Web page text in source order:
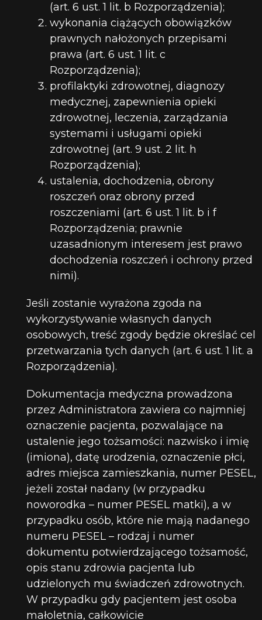
(art. 6 ust. 1 lit. b Rozporządzenia);
wykonania ciążących obowiązków
prawnych nałożonych przepisami
prawa (art. 6 ust. 1 lit. c
Rozporządzenia);
profilaktyki zdrowotnej, diagnozy
medycznej, zapewnienia opieki
zdrowotnej, leczenia, zarządzania
systemami i usługami opieki
zdrowotnej (art. 9 ust. 2 lit. h
Rozporządzenia);
ustalenia, dochodzenia, obrony
roszczeń oraz obrony przed
roszczeniami (art. 6 ust. 1 lit. b i f
Rozporządzenia; prawnie
uzasadnionym interesem jest prawo
dochodzenia roszczeń i ochrony przed
nimi).
Jeśli zostanie wyrażona zgoda na
wykorzystywanie własnych danych
osobowych, treść zgody będzie określać cel
przetwarzania tych danych (art. 6 ust. 1 lit. a
Rozporządzenia).
Dokumentacja medyczna prowadzona
przez Administratora zawiera co najmniej
oznaczenie pacjenta, pozwalające na
ustalenie jego tożsamości: nazwisko i imię
(imiona), datę urodzenia, oznaczenie płci,
adres miejsca zamieszkania, numer PESEL,
jeżeli został nadany (w przypadku
noworodka – numer PESEL matki), a w
przypadku osób, które nie mają nadanego
numeru PESEL – rodzaj i numer
dokumentu potwierdzającego tożsamość,
opis stanu zdrowia pacjenta lub
udzielonych mu świadczeń zdrowotnych.
W przypadku gdy pacjentem jest osoba
małoletnia, całkowicie